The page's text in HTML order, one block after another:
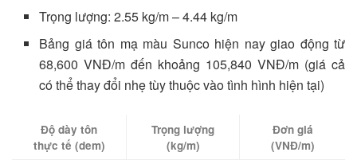
Trọng lượng: 2.55 kg/m – 4.44 kg/m
Bảng giá tôn mạ màu Sunco hiện nay giao động từ
68,600 VNĐ/m đến khoảng 105,840 VNĐ/m (giá cả
có thể thay đổi nhẹ tùy thuộc vào tình hình hiện tại)
Độ dày tôn
thực tế (dem)
Trọng lượng
(kg/m)
Đơn giá
(VNĐ/m)